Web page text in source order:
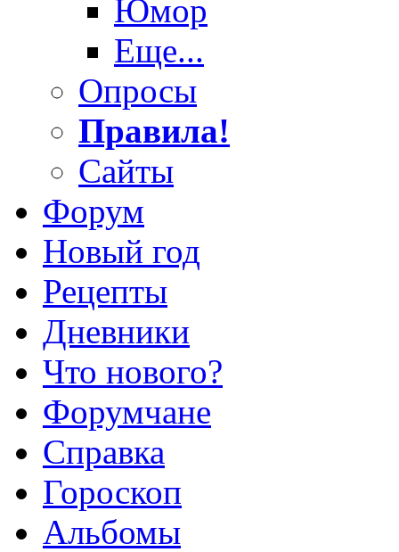
Юмор
Еще...
Опросы
Правила!
Сайты
Форум
Новый год
Рецепты
Дневники
Что нового?
Форумчане
Справка
Гороскоп
Альбомы